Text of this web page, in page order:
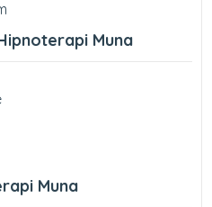
Muna
Muna